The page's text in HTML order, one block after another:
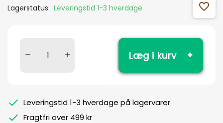
Lagerstatus: Leveringstid 1-3 hverdage favorite_outline
Læg i kurv
Leveringstid 1-3 hverdage på lagervarer
Fragtfri over 499 kr